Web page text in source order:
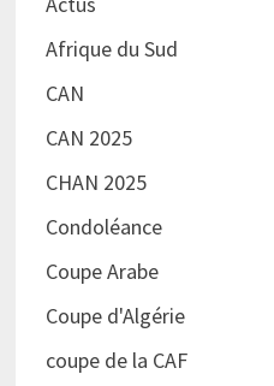
Afrique du Sud
CAN
CAN 2025
CHAN 2025
Condoléance
Coupe Arabe
Coupe d'Algérie
coupe de la CAF